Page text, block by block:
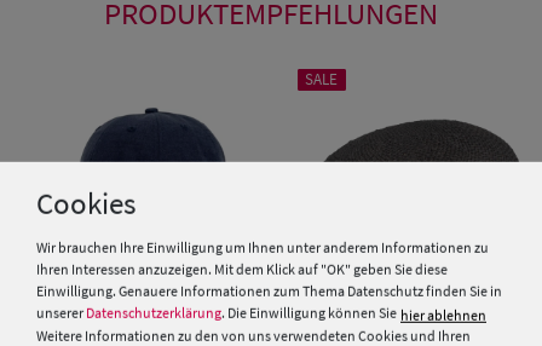
PRODUKTEMPFEHLUNGEN
SALE
Cookies
Wir brauchen Ihre Einwilligung um Ihnen unter anderem Informationen zu
Ihren Interessen anzuzeigen. Mit dem Klick auf "OK" geben Sie diese
Einwilligung. Genauere Informationen zum Thema Datenschutz finden Sie in
unserer Datenschutzerklärung. Die Einwilligung können Sie hier ablehnen
Weitere Informationen zu den von uns verwendeten Cookies und Ihren